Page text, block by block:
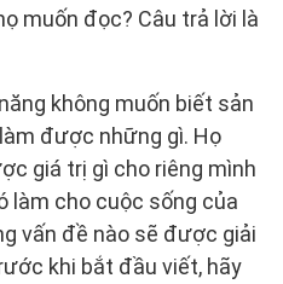
muốn đọc? Câu trả lời là
không muốn biết sản
được những gì. Họ
giá trị gì cho riêng mình
làm cho cuộc sống của
vấn đề nào sẽ được giải
khi bắt đầu viết, hãy